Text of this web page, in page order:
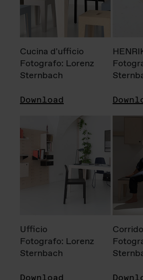
Cucina d'ufficio
Fotografo: Lorenz
Sternbach
Download
Ufficio
Fotografo: Lorenz
Sternbach
Download